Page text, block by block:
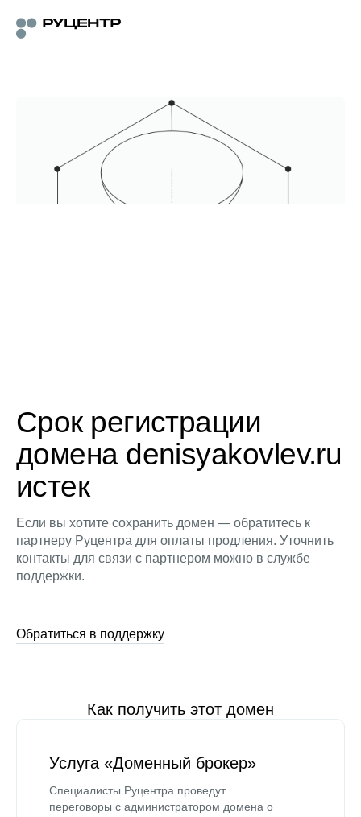
Срок регистрации
домена denisyakovlev.ru
истек
Если вы хотите сохранить домен — обратитесь к
партнеру Руцентра для оплаты продления. Уточнить
контакты для связи с партнером можно в службе
поддержки.
Обратиться в поддержку
Как получить этот домен
Услуга «Доменный брокер»
Специалисты Руцентра проведут
переговоры с администратором домена о